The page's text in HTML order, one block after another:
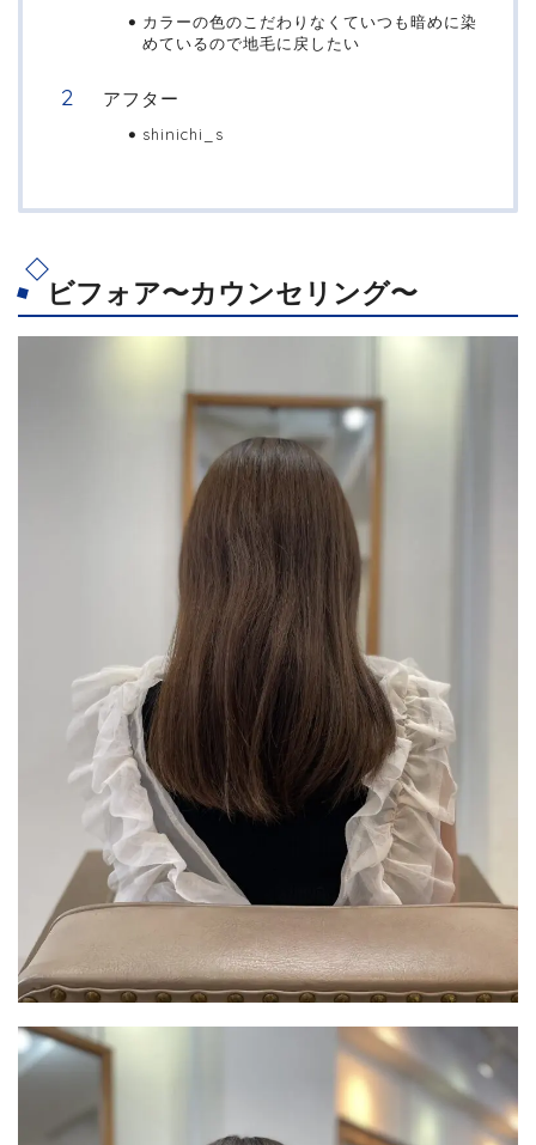
カラーの色のこだわりなくていつも暗めに染
めているので地毛に戻したい
アフター
shinichi_s
ビフォア〜カウンセリング〜